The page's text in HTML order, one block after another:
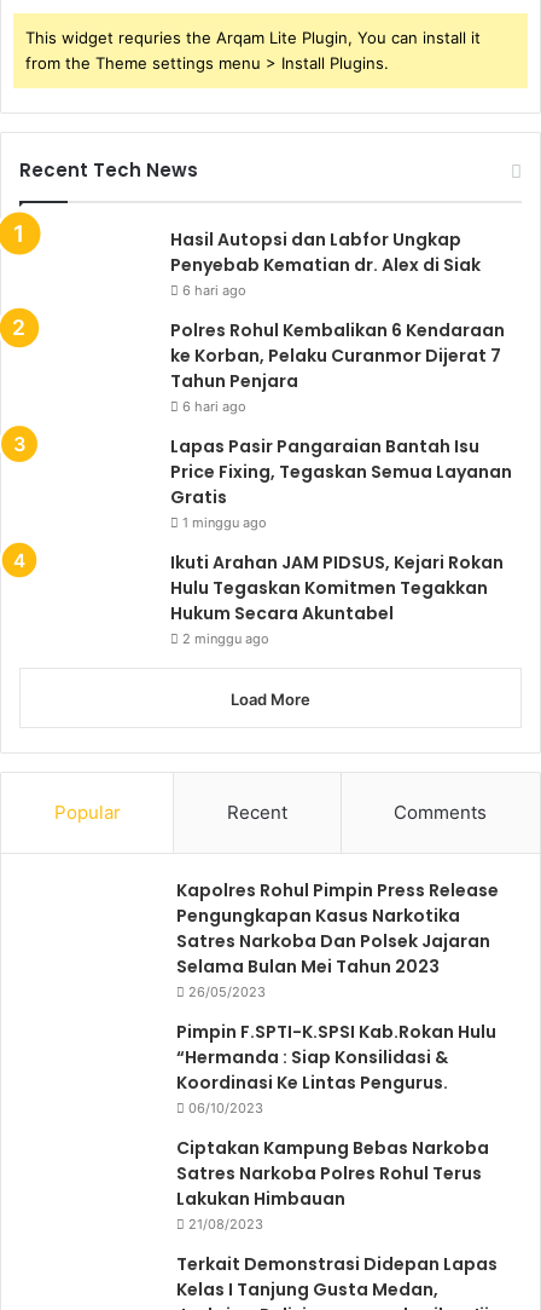
This widget requries the Arqam Lite Plugin, You can install it
from the Theme settings menu > Install Plugins.
Recent Tech News
Hasil Autopsi dan Labfor Ungkap
Penyebab Kematian dr. Alex di Siak
6 hari ago
Polres Rohul Kembalikan 6 Kendaraan
ke Korban, Pelaku Curanmor Dijerat 7
Tahun Penjara
6 hari ago
Lapas Pasir Pangaraian Bantah Isu
Price Fixing, Tegaskan Semua Layanan
Gratis
1 minggu ago
Ikuti Arahan JAM PIDSUS, Kejari Rokan
Hulu Tegaskan Komitmen Tegakkan
Hukum Secara Akuntabel
2 minggu ago
Load More
Popular Recent Comments
Kapolres Rohul Pimpin Press Release
Pengungkapan Kasus Narkotika
Satres Narkoba Dan Polsek Jajaran
Selama Bulan Mei Tahun 2023
26/05/2023
Pimpin F.SPTI-K.SPSI Kab.Rokan Hulu
“Hermanda : Siap Konsilidasi &
Koordinasi Ke Lintas Pengurus.
06/10/2023
Ciptakan Kampung Bebas Narkoba
Satres Narkoba Polres Rohul Terus
Lakukan Himbauan
21/08/2023
Terkait Demonstrasi Didepan Lapas
Kelas I Tanjung Gusta Medan,